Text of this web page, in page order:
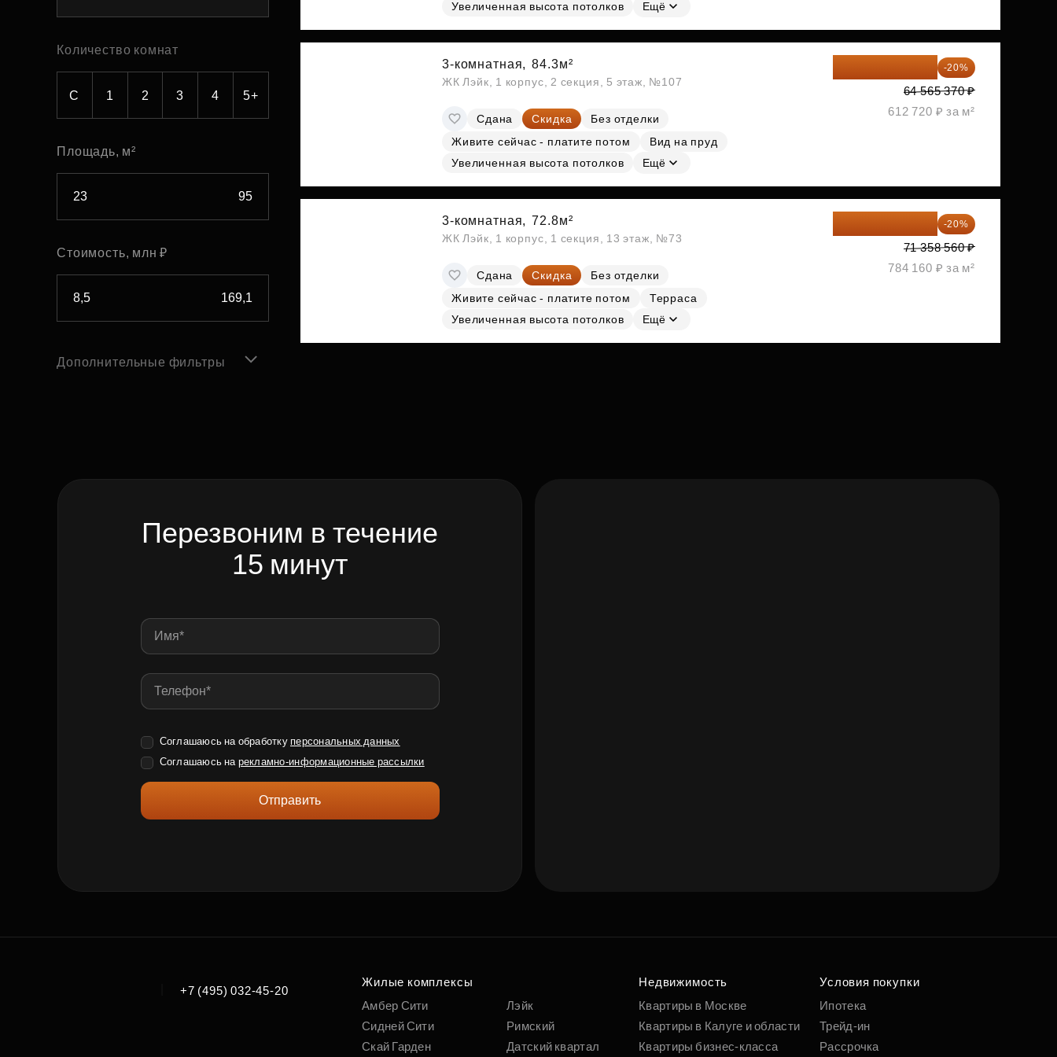
Рефинансирование
Субсидии
Количество комнат
С 1 2 3 4 5+
Площадь, м²
Стоимость, млн ₽
Дополнительные фильтры
Увеличенная высота потолков
Ещё
3-комнатная, 84.3м²
ЖК Лэйк, 1 корпус, 2 секция, 5 этаж, №107
Сдана Скидка
Без отделки
Живите сейчас - платите потом
Вид на пруд
Увеличенная высота потолков
Ещё
-20%
64 565 370 ₽
612 720 ₽ за м²
3-комнатная, 72.8м²
ЖК Лэйк, 1 корпус, 1 секция, 13 этаж, №73
Сдана Скидка
Без отделки
Живите сейчас - платите потом
Терраса
Увеличенная высота потолков
Ещё
-20%
71 358 560 ₽
784 160 ₽ за м²
Перезвоним в течение
15 минут
Соглашаюсь на обработку персональных данных
Соглашаюсь на рекламно-информационные рассылки
Отправить
+7 (495) 032-45-20
Жилые комплексы
Амбер Сити
Сидней Сити
Скай Гарден
Лэйк
Римский
Датский квартал
Недвижимость
Квартиры в Москве
Квартиры в Калуге и области
Квартиры бизнес-класса
Условия покупки
Ипотека
Трейд-ин
Рассрочка